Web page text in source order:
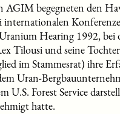
AGIM begegneten den
internationalen
Hearing 1992, bei
Tilousi und seine
im Stammesrat) ihre
Uran-
U.S. Forest Service
hatte.